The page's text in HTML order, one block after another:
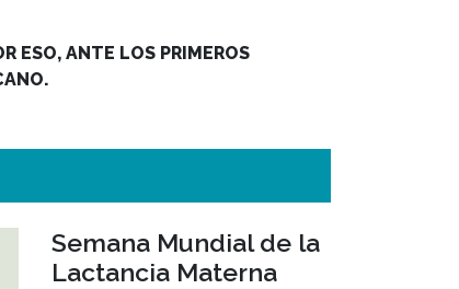
ESO, ANTE LOS PRIMEROS
Semana Mundial de la
Lactancia Materna